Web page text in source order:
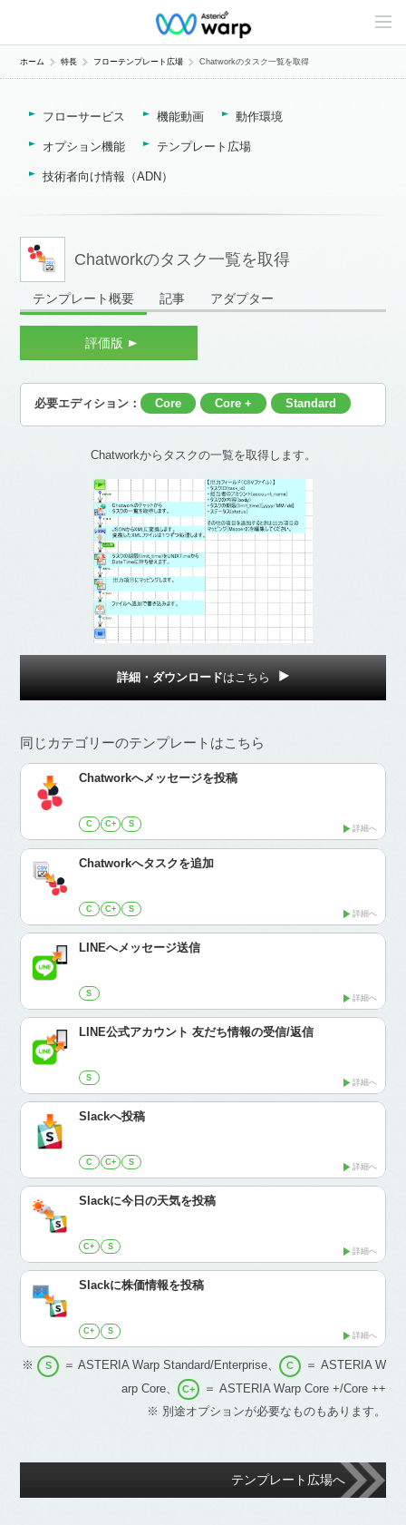
C
n
e
ホーム 特長 フローテンプレート広場 Chatworkのタスク一覧を取得
フローサービス 機能動画 動作環境
オプション機能 テンプレート広場
技術者向け情報（ADN）
Chatworkのタスク一覧を取得
テンプレート概要 記事 アダプター
評価版
必要エディション： Core Core + Standard
Chatworkからタスクの一覧を取得します。
詳細・ダウンロードはこちら
同じカテゴリーのテンプレートはこちら
Chatworkへメッセージを投稿
C C+ S 詳細へ
Chatworkへタスクを追加
C C+ S 詳細へ
LINEへメッセージ送信
S 詳細へ
LINE公式アカウント 友だち情報の受信/返信
S 詳細へ
Slackへ投稿
C C+ S 詳細へ
Slackに今日の天気を投稿
C+ S 詳細へ
Slackに株価情報を投稿
C+ S 詳細へ
※ S ＝ ASTERIA Warp Standard/Enterprise、 C
＝ ASTERIA W
arp Core、
C+
＝ ASTERIA Warp Core +/Core ++
※ 別途オプションが必要なものもあります。
テンプレート広場へ